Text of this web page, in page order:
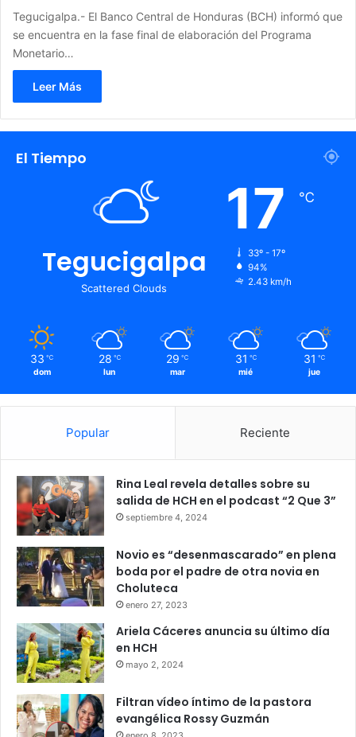
Tegucigalpa.- El Banco Central de Honduras (BCH) informó que
se encuentra en la fase final de elaboración del Programa
Monetario…
Leer Más
El Tiempo
Tegucigalpa
Scattered Clouds
17 ℃
33º - 17º
94%
2.43 km/h
33 ℃
dom
28 ℃
lun
29 ℃
mar
31 ℃
mié
31 ℃
jue
Popular Reciente
Rina Leal revela detalles sobre su
salida de HCH en el podcast “2 Que 3”
septiembre 4, 2024
Novio es “desenmascarado” en plena
boda por el padre de otra novia en
Choluteca
enero 27, 2023
Ariela Cáceres anuncia su último día
en HCH
mayo 2, 2024
Filtran vídeo íntimo de la pastora
evangélica Rossy Guzmán